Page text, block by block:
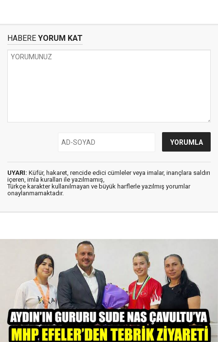
HABERE YORUM KAT
UYARI: Küfür, hakaret, rencide edici cümleler veya imalar, inançlara saldırı
içeren, imla kuralları ile yazılmamış,
Türkçe karakter kullanılmayan ve büyük harflerle yazılmış yorumlar
onaylanmamaktadır.